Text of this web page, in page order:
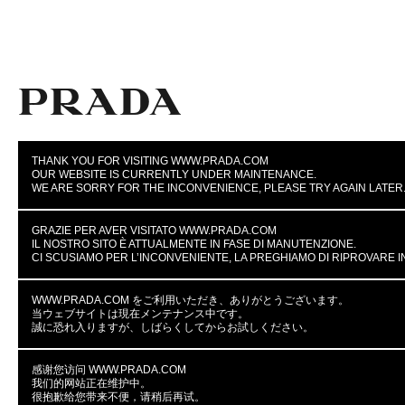
THANK YOU FOR VISITING WWW.PRADA.COM
OUR WEBSITE IS CURRENTLY UNDER MAINTENANCE.
WE ARE SORRY FOR THE INCONVENIENCE, PLEASE TRY AGAIN LATER.
GRAZIE PER AVER VISITATO WWW.PRADA.COM
IL NOSTRO SITO È ATTUALMENTE IN FASE DI MANUTENZIONE.
CI SCUSIAMO PER L’INCONVENIENTE, LA PREGHIAMO DI RIPROVARE
WWW.PRADA.COM をご利用いただき、ありがとうございます。
当ウェブサイトは現在メンテナンス中です。
誠に恐れ入りますが、しばらくしてからお試しください。
感谢您访问 WWW.PRADA.COM
我们的网站正在维护中。
很抱歉给您带来不便，请稍后再试。